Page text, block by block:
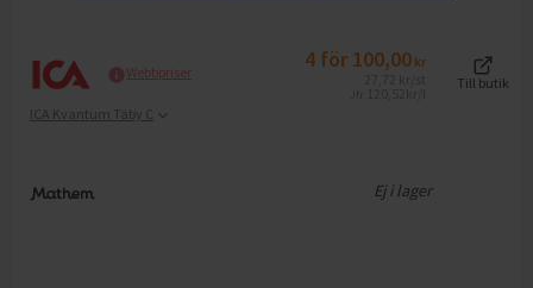
Webbpriser 4 för 100,00 kr
Till butik
ICA Kvantum Täby C
Ej i lager